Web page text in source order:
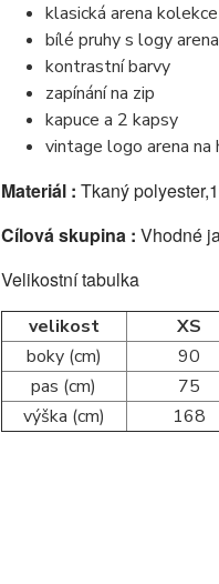
klasická arena
bílé pruhy s logy arena
kontrastní barvy
zapínání na zip
kapuce a 2 kapsy
vintage logo arena na
Materiál : Tkaný
Cílová skupina : Vhodné
Velikostní tabulka
velikost XS
boky (cm)
90
pas (cm)
75
výška (cm)
168